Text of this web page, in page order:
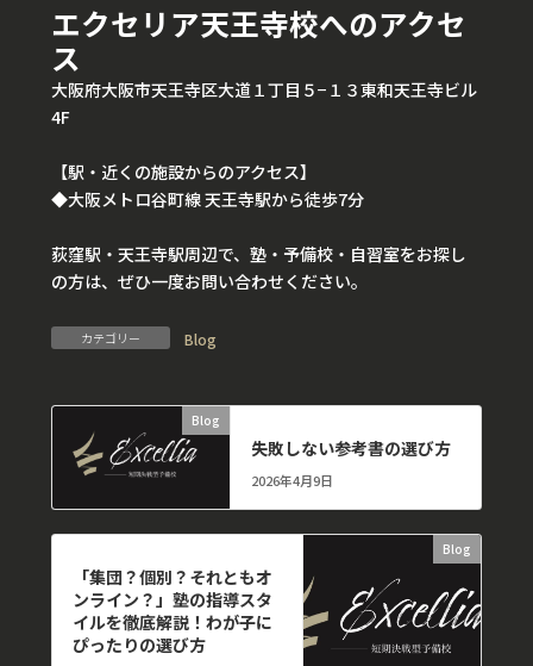
エクセリア天王寺校へのアクセ
ス
大阪府大阪市天王寺区大道１丁目５−１３東和天王寺ビル
4F
【駅・近くの施設からのアクセス】
◆大阪メトロ谷町線 天王寺駅から徒歩7分
荻窪駅・天王寺駅周辺で、塾・予備校・自習室をお探し
の方は、ぜひ一度お問い合わせください。
カテゴリー Blog
Blog
失敗しない参考書の選び方
2026年4月9日
Blog
「集団？個別？それともオ
ンライン？」塾の指導スタ
イルを徹底解説！わが子に
ぴったりの選び方